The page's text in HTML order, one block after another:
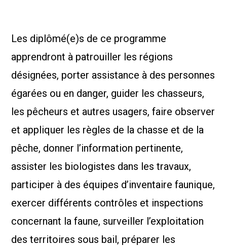
Les diplômé(e)s de ce programme
apprendront à patrouiller les régions
désignées, porter assistance à des personnes
égarées ou en danger, guider les chasseurs,
les pêcheurs et autres usagers, faire observer
et appliquer les règles de la chasse et de la
pêche, donner l’information pertinente,
assister les biologistes dans les travaux,
participer à des équipes d’inventaire faunique,
exercer différents contrôles et inspections
concernant la faune, surveiller l’exploitation
des territoires sous bail, préparer les